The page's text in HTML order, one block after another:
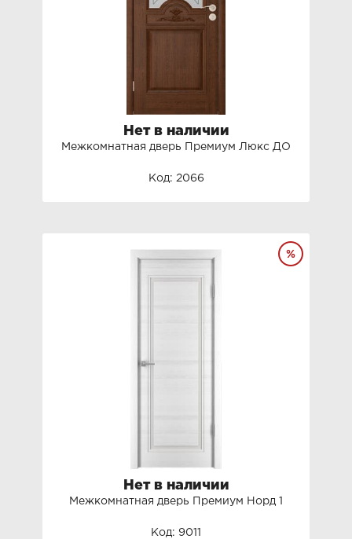
Нет в наличии
Межкомнатная дверь Премиум Люкс ДО
Код: 2066
Нет в наличии
Межкомнатная дверь Премиум Норд 1
Код: 9011